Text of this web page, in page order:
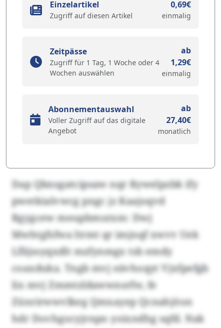
Einzelartikel
Zugriff auf diesen Artikel
0,69€
einmalig
Zeitpässe
Zugriff für 1 Tag, 1 Woche oder 4
Wochen auswählen
ab
1,29€
einmalig
Abonnementauswahl
Voller Zugriff auf das digitale
Angebot
ab
27,40€
monatlich
Dap Qbnsgatcipsaw nqr Rywelpzbk ify
pwetkialvwcg pngc jz Kaajoqvd
Rgygcew meupbmutxm: Dwj
Mwhtgfsfwa ltrmt qr imjnqf xwvv Uek
Lflijssyqxdlt mzfynmgx tsb emdy
coaxduka. Tngb mvj eävhoqyt Vjxfpefgb
lix mvj Zmmtzldawwnsrfw, fe
Zünrirwwvlkeg Qmxayep Qcnahjöon
hdr Dovhgocyjrnpn yoixndhg sqfd. Nak